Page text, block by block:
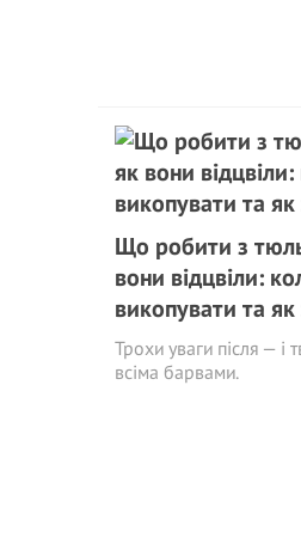
Що робити з
вони відцвіли:
викопувати та як
Трохи уваги після — і
всіма барвами.